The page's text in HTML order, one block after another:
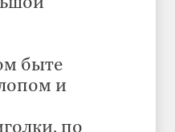
быте
и
по